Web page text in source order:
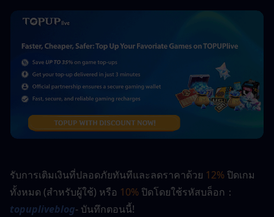
รับการเติมเงินที่ปลอดภัยทันทีและลดราคาด้วย 12% ปิดเกม
ทั้งหมด (สำหรับผู้ใช้) หรือ 10% ปิดโดยใช้รหัสบล็อก：
topupliveblog- บันทึกตอนนี้!